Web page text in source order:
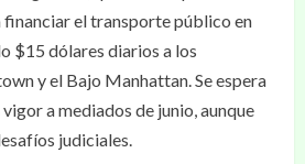
el transporte público en
$15 dólares diarios a los
y el Bajo Manhattan. Se espera
a mediados de junio, aunque
judiciales.